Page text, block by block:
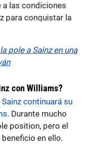
las condiciones
para conquistar la
pole a Sainz en una
con Williams?
continuará su
. Durante mucho
position, pero el
en ello.